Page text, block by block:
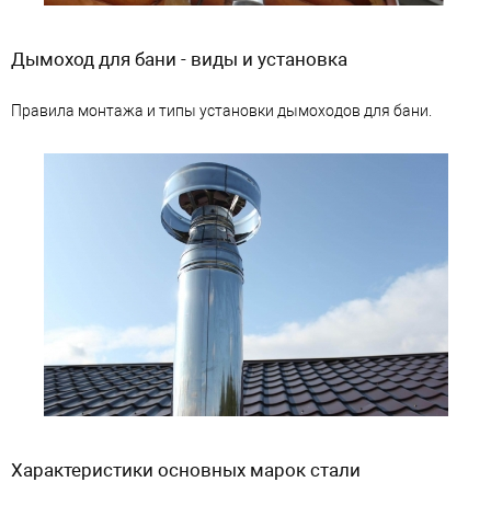
Дымоход для бани - виды и установка
Правила монтажа и типы установки дымоходов для бани.
Характеристики основных марок стали